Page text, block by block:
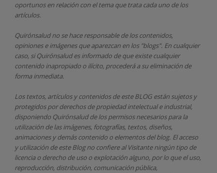
oportunos en relación con el tema que trata cada uno de los
artículos.
Quirónsaludno se hace responsable de los contenidos,
opiniones e imágenes que aparezcan en los "blogs". En cualquier
caso, si Quirónsaludes informado de que existe cualquier
contenido inapropiado o ilícito, procederá a su eliminación de
forma inmediata.
Los textos, artículos y contenidos de este BLOG están sujetos y
protegidos por derechos de propiedad intelectual e industrial,
disponiendo Quirónsaludde los permisos necesarios para la
utilización de las imágenes, fotografías, textos, diseños,
animaciones y demás contenido o elementos del blog. El acceso
y utilización de este Blog no confiere al Visitante ningún tipo de
licencia o derecho de uso o explotación alguno, por lo que el uso,
reproducción, distribución, comunicación pública,